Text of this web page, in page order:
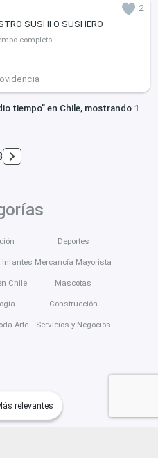
relevantes
2
SUSHI O SUSHERO
completo
tiempo" en Chile, mostrando 1
Infantes
Chile
Arte
Deportes
Mercancía Mayorista
Mascotas
Construcción
Servicios y Negocios